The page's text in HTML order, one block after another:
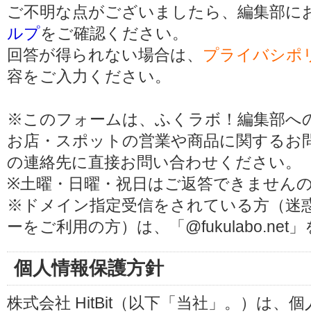
ご不明な点がございましたら、編集部
ルプをご確認ください。
回答が得られない場合は、 プライバシポ
容をご入力ください。
※このフォームは、ふくラボ！編集部へ
お店・スポットの営業や商品に関する
の連絡先に直接お問い合わせください。
※土曜・日曜・祝日はご返答できません
※ドメイン指定受信をされている方（迷
ーをご利用の方）は、「@fukulabo.net
個人情報保護方針
株式会社 HitBit（以下「当社」。）は、